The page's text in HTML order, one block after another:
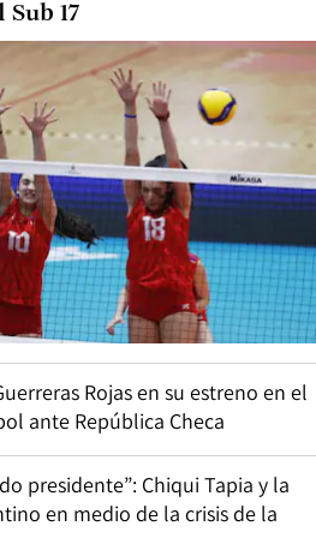
17
Rojas en su estreno en el
ante República Checa
presidente”: Chiqui Tapia y la
en medio de la crisis de la